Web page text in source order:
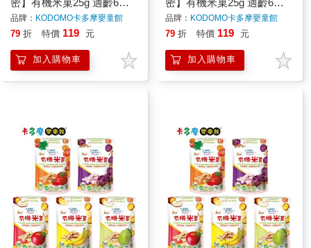
寶寶米餅 原廠公司貨｜卡
多摩
品牌： KODOMO卡多摩嬰童館
79 折 特價 119 元
加入購物車
寶寶米餅 原廠公司貨｜卡
多摩
品牌： KODOMO卡多摩嬰童館
79 折 特價 119 元
加入購物車